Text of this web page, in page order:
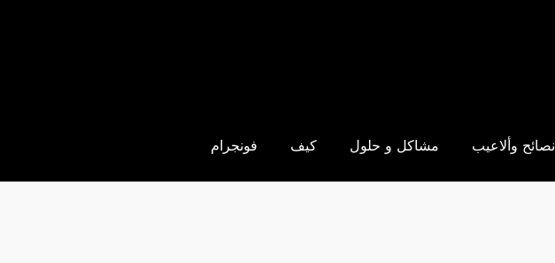
نصائح وألاعيب مشاكل و حلول كيف فونجرام